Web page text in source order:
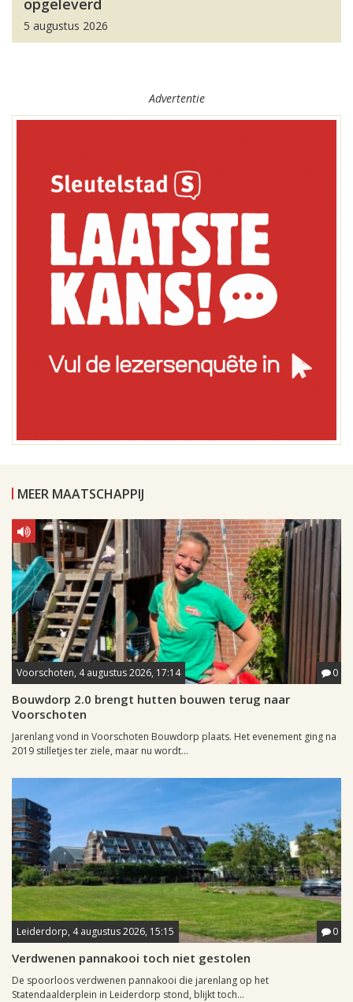
opgeleverd
5 augustus 2026
Advertentie
MEER MAATSCHAPPIJ
Voorschoten, 4 augustus 2026, 17:14 0
Bouwdorp 2.0 brengt hutten bouwen terug naar
Voorschoten
Jarenlang vond in Voorschoten Bouwdorp plaats. Het evenement ging na
2019 stilletjes ter ziele, maar nu wordt...
Leiderdorp, 4 augustus 2026, 15:15 0
Verdwenen pannakooi toch niet gestolen
De spoorloos verdwenen pannakooi die jarenlang op het
Statendaalderplein in Leiderdorp stond, blijkt toch...